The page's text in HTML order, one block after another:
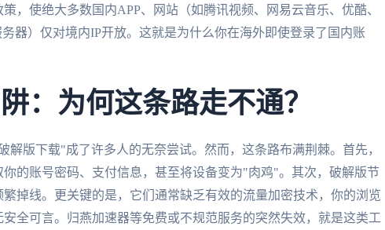
，使绝大多数国内APP、网站（如腾讯视频、网易云音乐、优酷、
器）仅对境内IP开放。这就是为什么你在海外即使登录了国内账
：为何这条路走不通？
解版下载"成了许多人的无奈尝试。然而，这条路布满荆棘。首先，
的账号密码、支付信息，甚至将设备变为"肉鸡"。其次，破解版节
掉线。更关键的是，它们通常缺乏有效的流量加密技术，你的浏览
全可言。归燕加速器等免费或不规范服务的突然失效，就是这类工